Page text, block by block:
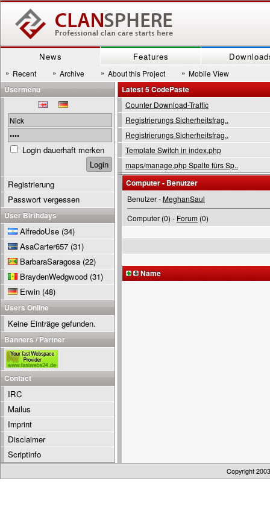
News Features
» Recent » Archive » About this Project » Mobile View
Latest 5 CodePaste
Counter Download-Traffic
Registrierungs Sicherheitsfrag..
Registrierungs Sicherheitsfrag..
Template Switch in index.php
maps/manage.php Spalte fürs Sp..
Computer - Benutzer
Benutzer -MeghanSaul
Computer (0) - Forum (0)
Name
Usermenu
Login dauerhaft merken
Registrierung
Passwort vergessen
User Birthdays
AlfredoUse (34)
AsaCarter657 (31)
BarbaraSaragosa (22)
BraydenWedgwood (31)
Erwin (48)
Users Online
Keine Einträge gefunden.
Banners / Partner
Contact
IRC
Mailus
Imprint
Disclaimer
Scriptinfo
Copyright